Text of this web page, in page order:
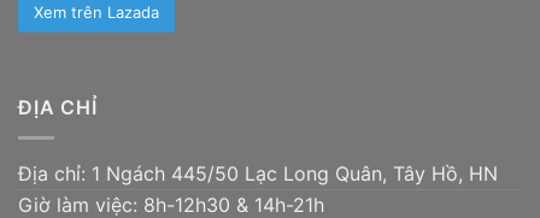
Xem trên Lazada
ĐỊA CHỈ
Địa chỉ: 1 Ngách 445/50 Lạc Long Quân, Tây Hồ, HN
Giờ làm việc: 8h-12h30 & 14h-21h